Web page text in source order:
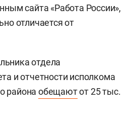
сайта «Работа России»,
отличается от
отдела
и отчетности исполкома
районаобещаютот 25 тыс.